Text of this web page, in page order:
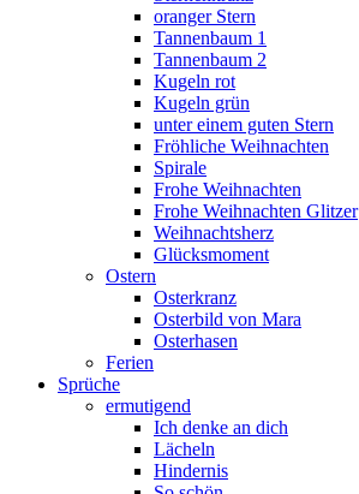
oranger Stern
Tannenbaum 1
Tannenbaum 2
Kugeln rot
Kugeln grün
unter einem guten Stern
Fröhliche Weihnachten
Spirale
Frohe Weihnachten
Frohe Weihnachten Glitzer
Weihnachtsherz
Glücksmoment
Ostern
Osterkranz
Osterbild von Mara
Osterhasen
Ferien
Sprüche
ermutigend
Ich denke an dich
Lächeln
Hindernis